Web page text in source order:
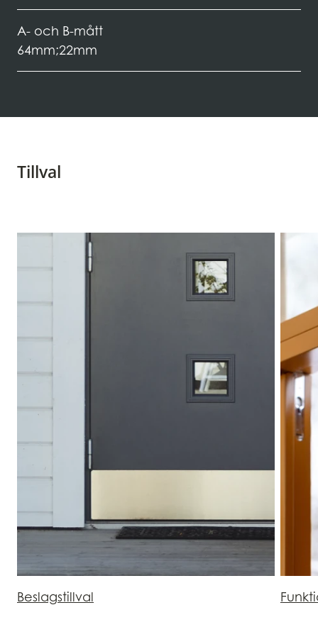
A- och B-mått
64mm;22mm
Tillval
Beslagstillval